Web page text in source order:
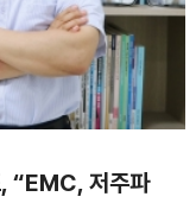
“EMC, 저주파